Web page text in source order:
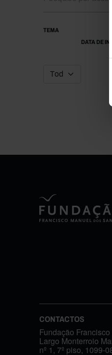
TEMA
DATA DE
CONTACTOS
Fundação
Largo Monterroio
nº 1, 7º piso, 1099-